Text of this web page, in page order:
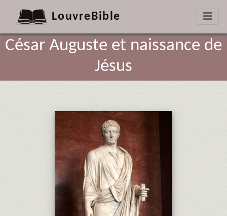
LouvreBible
César Auguste et naissance de
Jésus